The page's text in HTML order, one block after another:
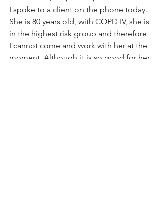
I spoke to a client on the phone today.
She is 80 years old, with COPD IV, she is
in the highest risk group and therefore
I cannot come and work with her at the
moment. Although it is so good for her